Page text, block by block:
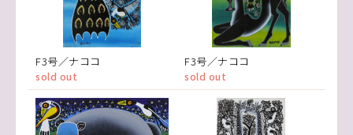
F3号／ナココ
sold out
F3号／ナココ
sold out